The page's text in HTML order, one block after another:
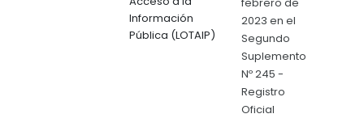
Información
Pública (LOTAIP)
febrero de
2023 en el
Segundo
Suplemento
Nº 245 -
Registro
Oficial